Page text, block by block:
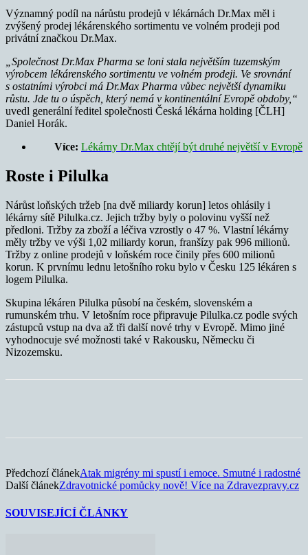
Významný podíl na nárůstu prodejů v lékárnách Dr.Max měl i
zvýšený prodej lékárenského sortimentu ve volném prodeji pod
privátní značkou Dr.Max.
„Společnost Dr.Max Pharma se loni stala největším tuzemským
výrobcem lékárenského sortimentu ve volném prodeji. Ve srovnání
s ostatními výrobci má Dr.Max Pharma vůbec největší dynamiku
růstu. Jde tu o úspěch, který nemá v kontinentální Evropě obdoby,“
uvedl generální ředitel společnosti Česká lékárna holding [ČLH]
Daniel Horák.
Více: Lékárny Dr.Max chtějí být druhé největší v Evropě
Roste i Pilulka
Nárůst loňských tržeb [na dvě miliardy korun] letos ohlásily i
lékárny sítě Pilulka.cz. Jejich tržby byly o polovinu vyšší než
předloni. Tržby za zboží a léčiva vzrostly o 47 %. Vlastní lékárny
měly tržby ve výši 1,02 miliardy korun, franšízy pak 996 milionů.
Tržby z online prodejů v loňském roce činily přes 600 milionů
korun. K prvnímu lednu letošního roku bylo v Česku 125 lékáren s
logem Pilulka.
Skupina lékáren Pilulka působí na českém, slovenském a
rumunském trhu. V letošním roce připravuje Pilulka.cz podle svých
zástupců vstup na dva až tři další nové trhy v Evropě. Mimo jiné
vyhodnocuje své možnosti také v Rakousku, Německu či
Nizozemsku.
Předchozí článekAtak migrény mi spustí i emoce. Smutné i radostné
Další článekZdravotnické pomůcky nově! Více na Zdravezpravy.cz
SOUVISEJÍCÍ ČLÁNKY